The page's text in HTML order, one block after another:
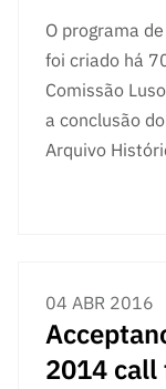
O programa
foi criado há
Comissão
a conclusão
Arquivo
04 ABR 2016
2014 call